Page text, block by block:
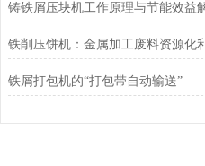
铸铁屑压块机工作原理与节能效益
铁屑打包机的“打包带自动输送”